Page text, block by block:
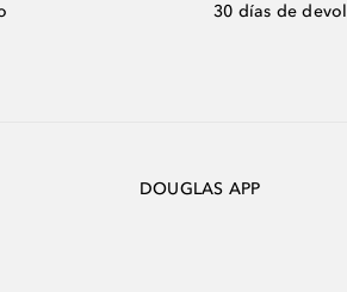
30 días de
DOUGLAS APP